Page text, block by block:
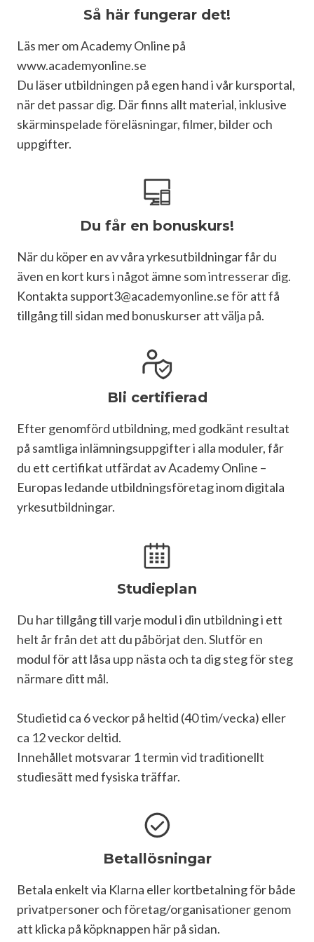
Så här fungerar det!
Läs mer om Academy Online på
www.academyonline.se
Du läser utbildningen på egen hand i vår kursportal,
när det passar dig. Där finns allt material, inklusive
skärminspelade föreläsningar, filmer, bilder och
uppgifter.
Du får en bonuskurs!
När du köper en av våra yrkesutbildningar får du
även en kort kurs i något ämne som intresserar dig.
Kontakta support3@academyonline.se för att få
tillgång till sidan med bonuskurser att välja på.
Bli certifierad
Efter genomförd utbildning, med godkänt resultat
på samtliga inlämningsuppgifter i alla moduler, får
du ett certifikat utfärdat av Academy Online –
Europas ledande utbildningsföretag inom digitala
yrkesutbildningar.
Studieplan
Du har tillgång till varje modul i din utbildning i ett
helt år från det att du påbörjat den. Slutför en
modul för att låsa upp nästa och ta dig steg för steg
närmare ditt mål.
Studietid ca 6 veckor på heltid (40 tim/vecka) eller
ca 12 veckor deltid.
Innehållet motsvarar 1 termin vid traditionellt
studiesätt med fysiska träffar.
Betallösningar
Betala enkelt via Klarna eller kortbetalning för både
privatpersoner och företag/organisationer genom
att klicka på köpknappen här på sidan.